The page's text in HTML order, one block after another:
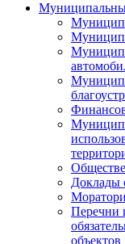
Доклады
Перечни
объектов